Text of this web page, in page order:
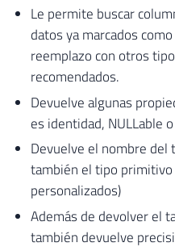
Le permite buscar
datos ya marcados
reemplazo con otros
recomendados.
Devuelve algunas
es identidad, NULLable
Devuelve el nombre del
también el tipo primitivo
personalizados)
Además de devolver el
también devuelve